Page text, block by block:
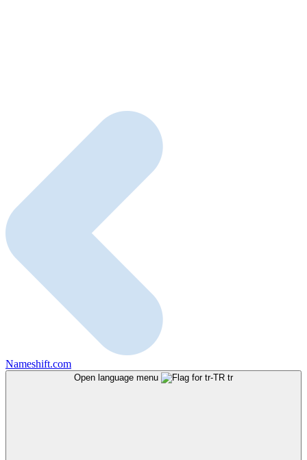
Nameshift.com
Open language menu tr